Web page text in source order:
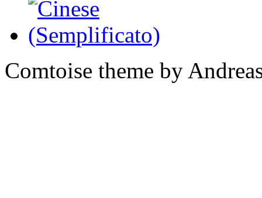
Comtoise theme by